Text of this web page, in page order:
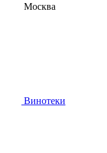
Москва
Винотеки